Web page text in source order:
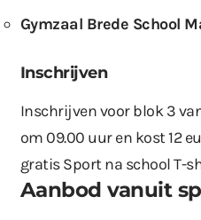
Gymzaal Brede School
Inschrijven
Inschrijven voor blok 3
om 09.00 uur en kost 12
gratis Sport na school T-
Aanbod vanuit